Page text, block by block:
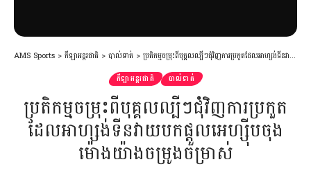
AMS Sports > កីឡាអន្តរជាតិ > បាល់ទាត់ > ប្រតិកម្មចម្រុះពីបុគ្គលល្បីៗជុំវិញការប្រកួតដែលអាហ្សង់ទីនវាយបកផ្ដួលអេហ្ស៊ីបចុងម៉ោងយ៉ាងចម្រូងចម្រាស់
កីឡាអន្តរជាតិ បាល់ទាត់
ប្រតិកម្មចម្រុះពីបុគ្គលល្បីៗជុំវិញការប្រកួត
ដែលអាហ្សង់ទីនវាយបកផ្ដួលអេហ្ស៊ីបចុង
ម៉ោងយ៉ាងចម្រូងចម្រាស់